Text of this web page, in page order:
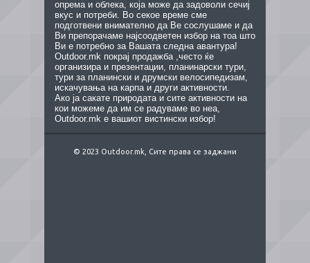
опрема и облека, која може да задоволи сечиј
вкус и потреби. Во секое време сме
подготвени внимателно да Ве сослушаме и да
Ви препорачаме најсоодветен избор на тоа што
Ви е потребно за Вашата следна авантура!
Outdoor.mk покрај продажба ,често ќе
организира и презентации, планинарски тури,
тури за планински и друмски велосипедизам,
искачувања на карпа и други активности.
Ако ја сакате природата и сите активности на
кои можеме да им се радуваме во неа,
Outdoor.mk е вашиот вистински избор!
© 2023 Outdoor.mk, Сите права се заджани